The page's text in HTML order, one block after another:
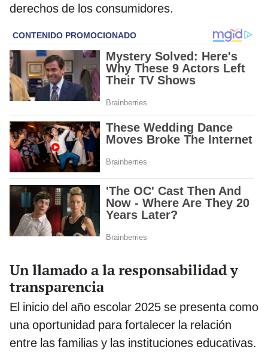
derechos de los consumidores.
Un llamado a la responsabilidad y
transparencia
El inicio del año escolar 2025 se presenta como
una oportunidad para fortalecer la relación
entre las familias y las instituciones educativas.